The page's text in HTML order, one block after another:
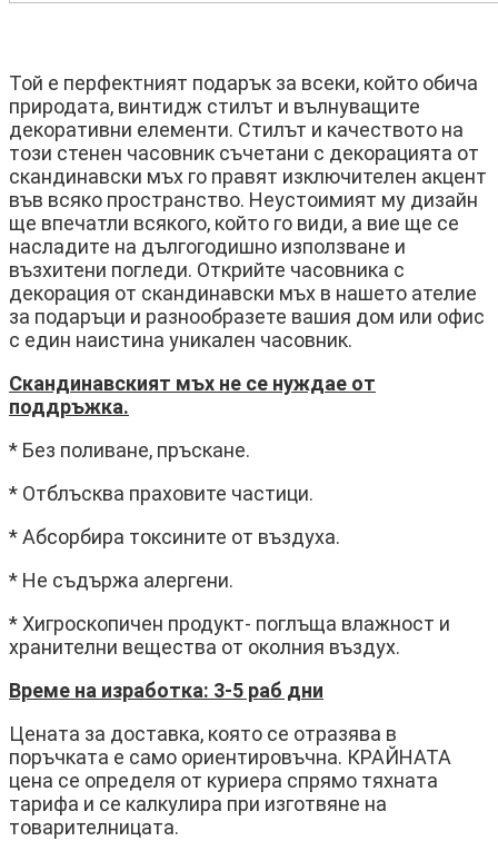
Той е перфектният подарък за всеки, който обича
природата, винтидж стилът и вълнуващите
декоративни елементи. Стилът и качеството на
този стенен часовник съчетани с декорацията от
скандинавски мъх го правят изключителен акцент
във всяко пространство. Неустоимият му дизайн
ще впечатли всякого, който го види, а вие ще се
насладите на дългогодишно използване и
възхитени погледи. Открийте часовника с
декорация от скандинавски мъх в нашето ателие
за подаръци и разнообразете вашия дом или офис
с един наистина уникален часовник.
Скандинавският мъх не се нуждае от
поддръжка.
* Без поливане, пръскане.
* Отблъсква праховите частици.
* Абсорбира токсините от въздуха.
* Не съдържа алергени.
* Хигроскопичен продукт- поглъща влажност и
хранителни вещества от околния въздух.
Време на изработка: 3-5 раб дни
Цената за доставка, която се отразява в
поръчката е само ориентировъчна. КРАЙНАТА
цена се определя от куриера спрямо тяхната
тарифа и се калкулира при изготвяне на
товарителницата.